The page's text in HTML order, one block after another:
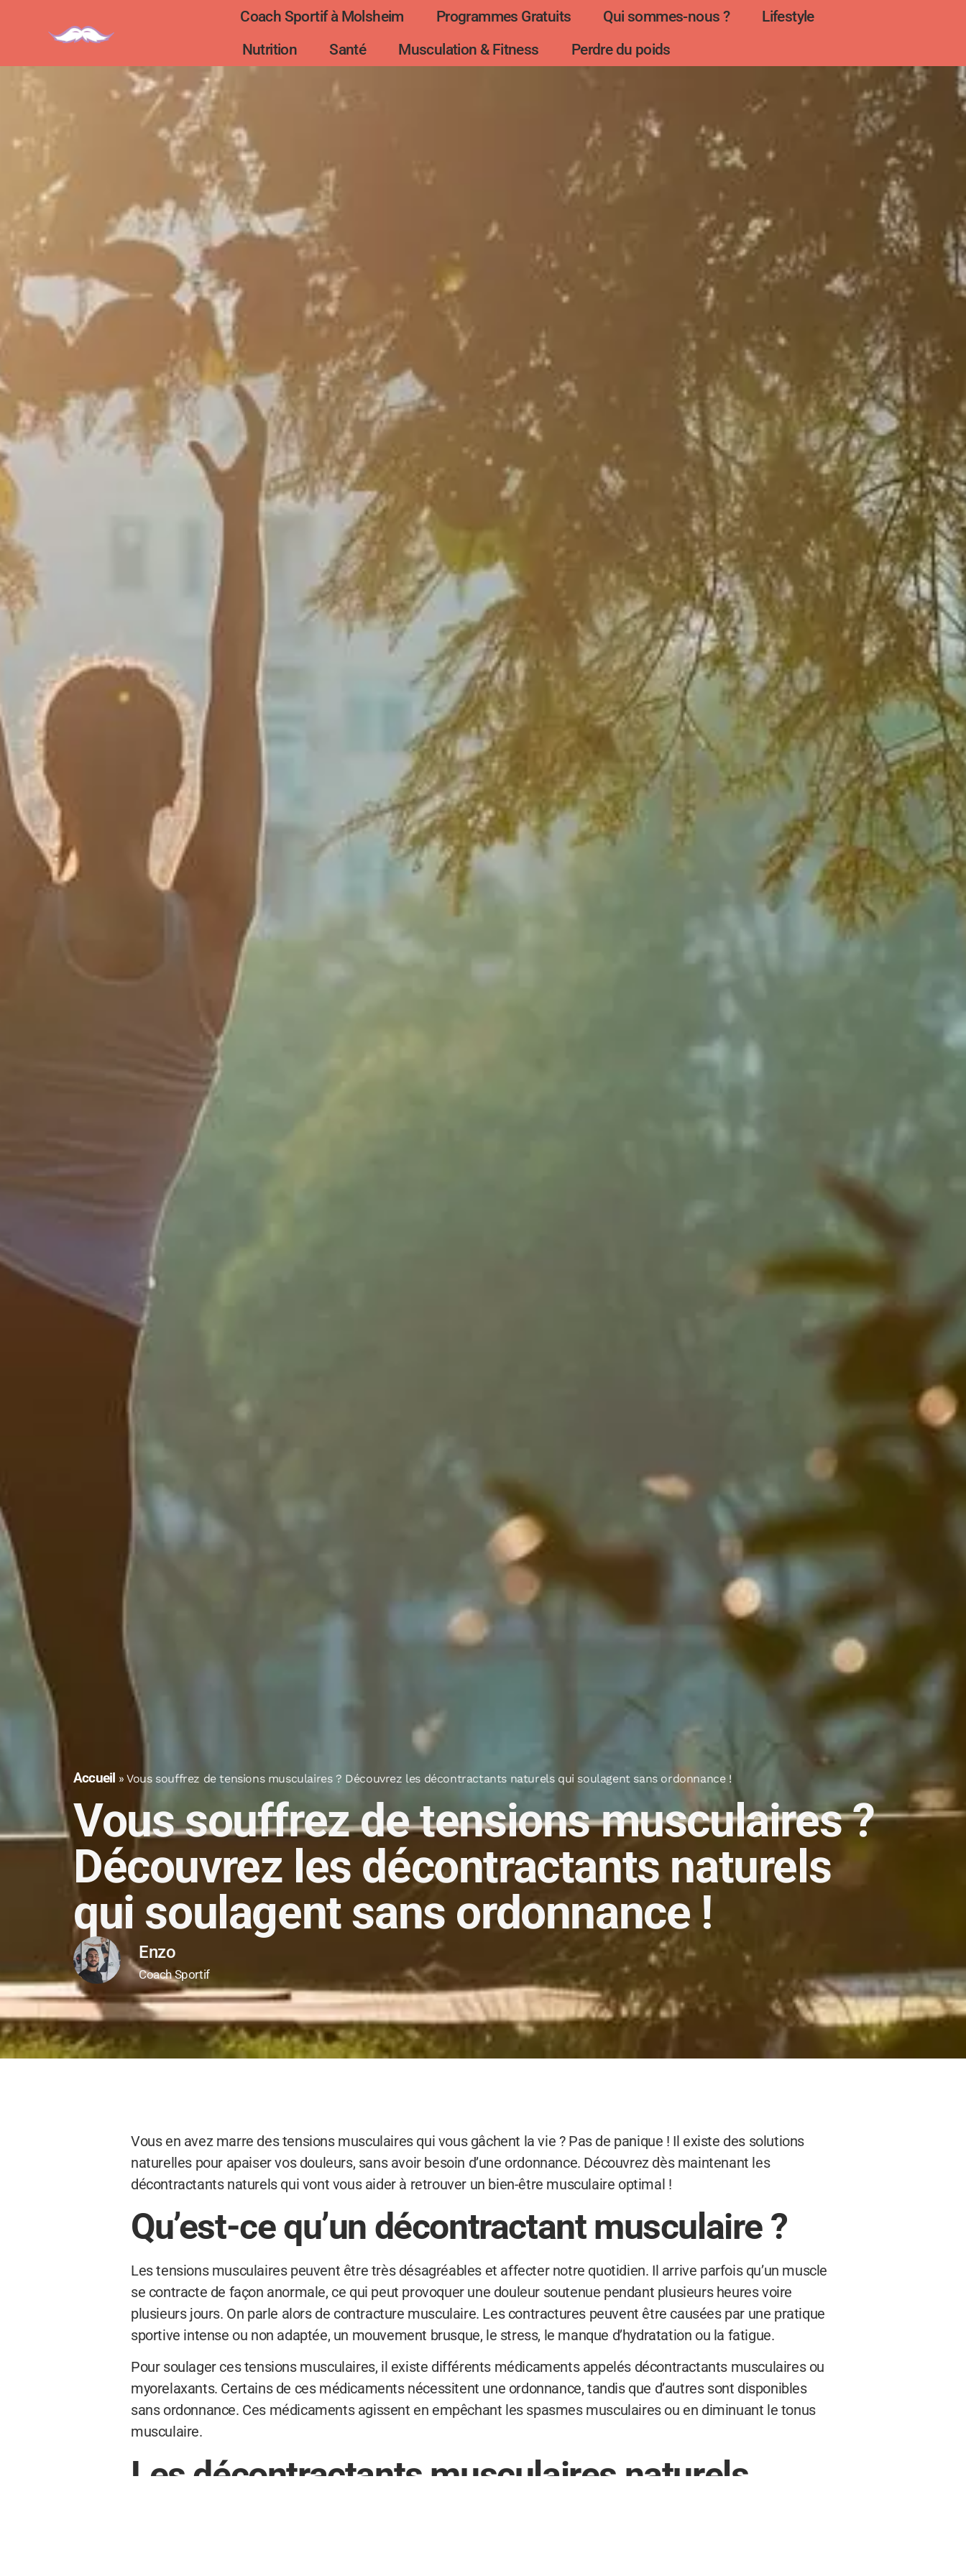
Coach Sportif à Molsheim Programmes Gratuits Qui sommes-nous ?
Lifestyle
Nutrition
Santé Musculation & Fitness Perdre du poids
Accueil »Vous souffrez de tensions musculaires ? Découvrez les décontractants naturels qui soulagent sans ordonnance !
Vous souffrez de tensions musculaires ?
Découvrez les décontractants naturels
qui soulagent sans ordonnance !
Enzo
Coach Sportif
Vous en avez marre des tensions musculaires qui vous gâchent la vie ? Pas de panique ! Il existe des solutions
naturelles pour apaiser vos douleurs, sans avoir besoin d’une ordonnance. Découvrez dès maintenant les
décontractants naturels qui vont vous aider à retrouver un bien-être musculaire optimal !
Qu’est-ce qu’un décontractant musculaire ?
Les tensions musculaires peuvent être très désagréables et affecter notre quotidien. Il arrive parfois qu’un muscle
se contracte de façon anormale, ce qui peut provoquer une douleur soutenue pendant plusieurs heures voire
plusieurs jours. On parle alors de contracture musculaire. Les contractures peuvent être causées par une pratique
sportive intense ou non adaptée, un mouvement brusque, le stress, le manque d’hydratation ou la fatigue.
Pour soulager ces tensions musculaires, il existe différents médicaments appelés décontractants musculaires ou
myorelaxants. Certains de ces médicaments nécessitent une ordonnance, tandis que d’autres sont disponibles
sans ordonnance. Ces médicaments agissent en empêchant les spasmes musculaires ou en diminuant le tonus
musculaire.
Les décontractants musculaires naturels